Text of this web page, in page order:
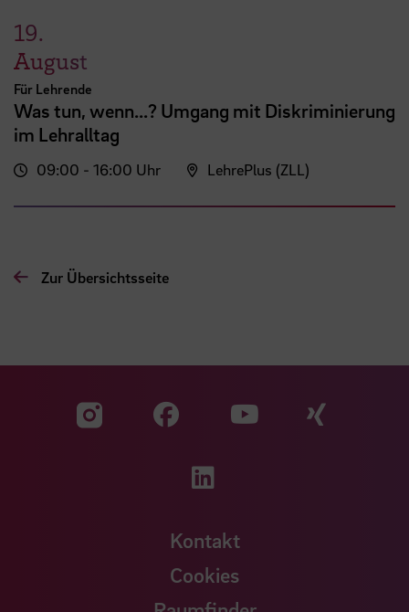
19.
August
Für Lehrende
Was tun, wenn...? Umgang mit Diskriminierung
im Lehralltag
09:00 - 16:00 Uhr LehrePlus (ZLL)
Zur Übersichtsseite
Zu unserer Facebook
Zu
Zu unserer
Kontakt
Cookies